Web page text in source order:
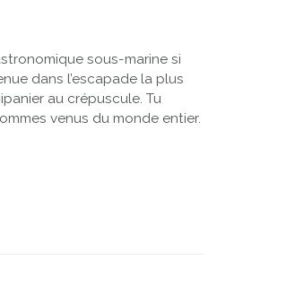
sous-marine si
dans l’escapade la plus
au crépuscule. Tu
venus du monde entier.